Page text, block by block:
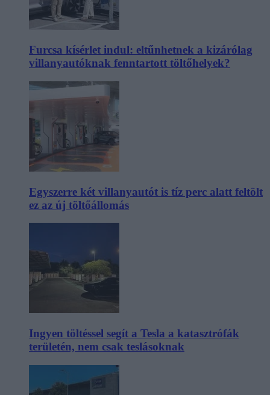
Furcsa kísérlet indul: eltűnhetnek a kizárólag
villanyautóknak fenntartott töltőhelyek?
Egyszerre két villanyautót is tíz perc alatt feltölt
ez az új töltőállomás
Ingyen töltéssel segít a Tesla a katasztrófák
területén, nem csak teslásoknak